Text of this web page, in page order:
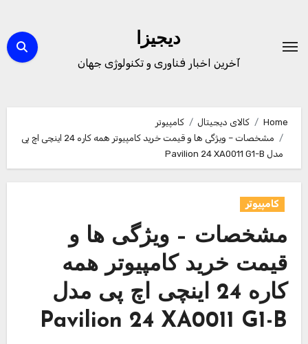
content
دیجیزا
آخرین اخبار فناوری و تکنولوژی جهان
Home کالای دیجیتال
کامپیوتر
مشخصات – ویژگی ها و قیمت خرید کامپیوتر همه کاره 24 اینچی اچ پی
مدل Pavilion 24 XA0011 G1-B
کامپیوتر
مشخصات – ویژگی ها و
قیمت خرید کامپیوتر همه
کاره 24 اینچی اچ پی مدل
Pavilion 24 XA0011 G1-B